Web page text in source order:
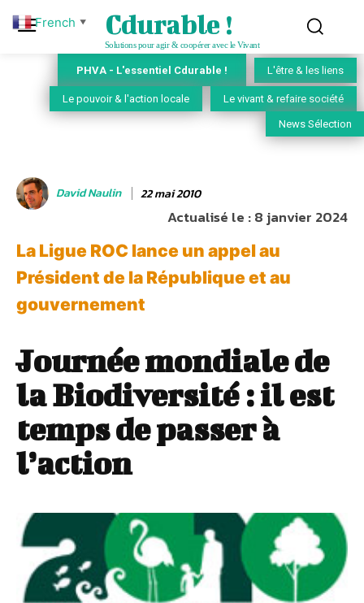
Cdurable !
Solutions pour agir & coopérer avec le Vivant
PHVA - L'essentiel Cdurable ! L'être & les liens
Le pouvoir & l'action locale Le vivant & refaire société
News Sélection
David Naulin 22 mai 2010
Actualisé le :8 janvier 2024
La Ligue ROC lance un appel au
Président de la République et au
gouvernement
Journée mondiale de
la Biodiversité : il est
temps de passer à
l’action
French ▼